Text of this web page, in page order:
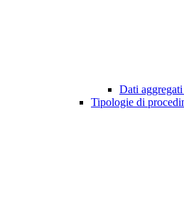
Dati
Tipologie di